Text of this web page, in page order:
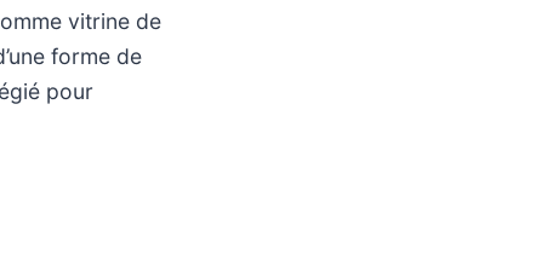
vitrine de
forme de
pour